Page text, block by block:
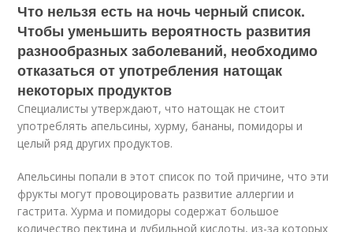
Что нельзя есть на ночь черный список.
Чтобы уменьшить вероятность развития
разнообразных заболеваний, необходимо
отказаться от употребления натощак
некоторых продуктов
Специалисты утверждают, что натощак не стоит
употреблять апельсины, хурму, бананы, помидоры и
целый ряд других продуктов.
Апельсины попали в этот список по той причине, что эти
фрукты могут провоцировать развитие аллергии и
гастрита. Хурма и помидоры содержат большое
количество пектина и дубильной кислоты, из-за которых